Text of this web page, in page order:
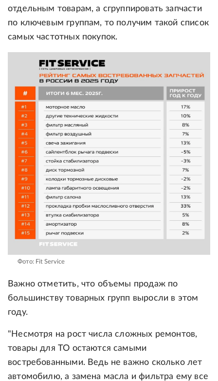
отдельным товарам, а сгруппировать запчасти
по ключевым группам, то получим такой список
самых частотных покупок.
Фото: Fit Service
Важно отметить, что объемы продаж по
большинству товарных групп выросли в этом
году.
"Несмотря на рост числа сложных ремонтов,
товары для ТО остаются самыми
востребованными. Ведь не важно сколько лет
автомобилю, а замена масла и фильтра ему все